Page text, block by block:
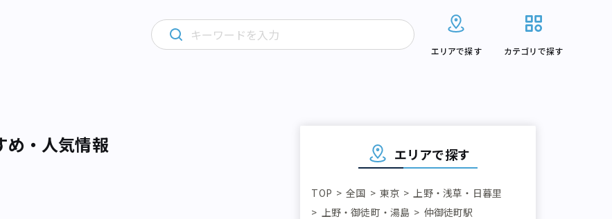
エリアで探す カテゴリで探す
め・人気情報 エリアで探す
TOP 全国 東京
上野・浅草・日暮里
上野・御徒町・湯島
仲御徒町駅